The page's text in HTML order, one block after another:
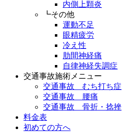
内側上顆炎
┗その他
運動不足
眼精疲労
冷え性
肋間神経痛
自律神経失調症
交通事故施術メニュー
交通事故 むち打ち症
交通事故 腰痛
交通事故 骨折・捻挫
料金表
初めての方へ